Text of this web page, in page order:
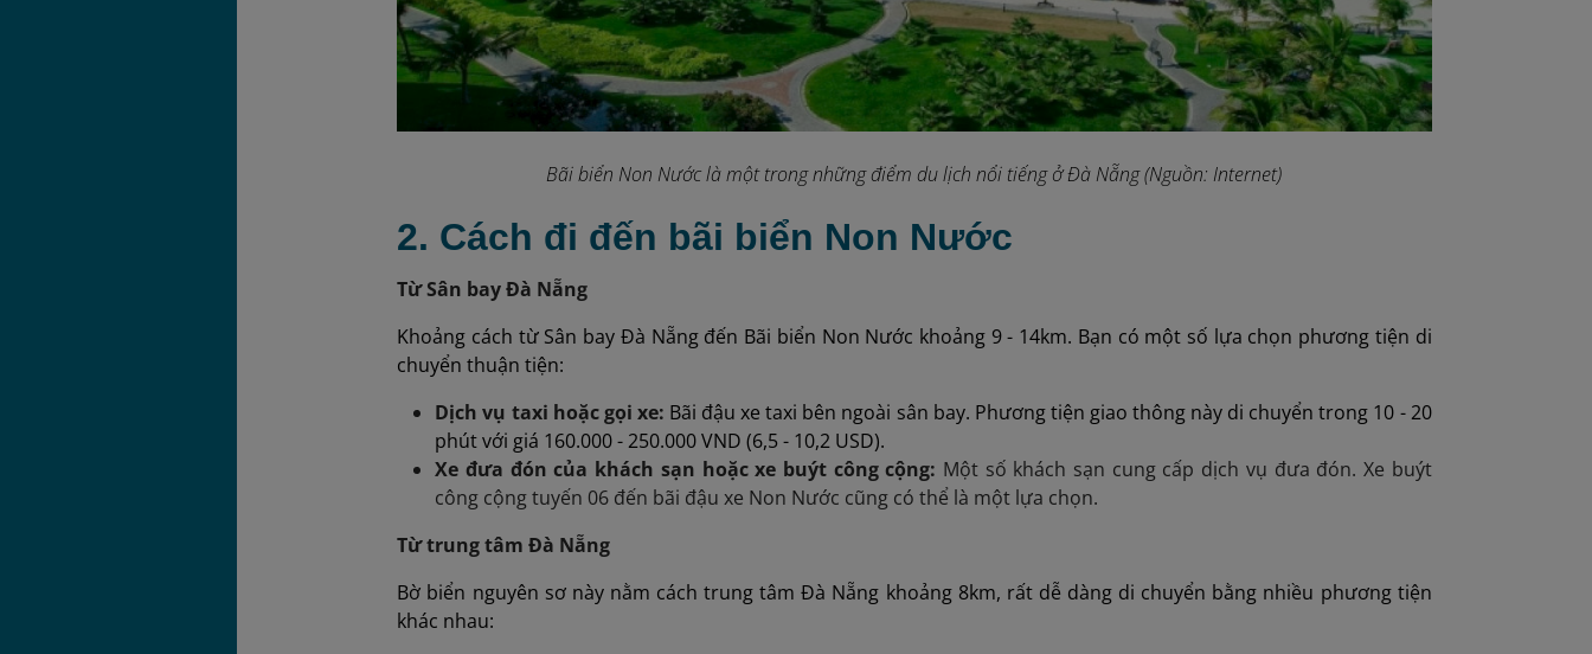
Bãi biển Non Nước là một trong những điểm du lịch nổi tiếng ở Đà Nẵng (Nguồn: Internet)
2. Cách đi đến bãi biển Non Nước
Từ Sân bay Đà Nẵng
Khoảng cách từ Sân bay Đà Nẵng đến Bãi biển Non Nước khoảng 9 - 14km. Bạn có một số lựa chọn phương tiện di
chuyển thuận tiện:
Dịch vụ taxi hoặc gọi xe: Bãi đậu xe taxi bên ngoài sân bay. Phương tiện giao thông này di chuyển trong 10 - 20
phút với giá 160.000 - 250.000 VND (6,5 - 10,2 USD).
Xe đưa đón của khách sạn hoặc xe buýt công cộng: Một số khách sạn cung cấp dịch vụ đưa đón. Xe buýt
công cộng tuyến 06 đến bãi đậu xe Non Nước cũng có thể là một lựa chọn.
Từ trung tâm Đà Nẵng
Bờ biển nguyên sơ này nằm cách trung tâm Đà Nẵng khoảng 8km, rất dễ dàng di chuyển bằng nhiều phương tiện
khác nhau: